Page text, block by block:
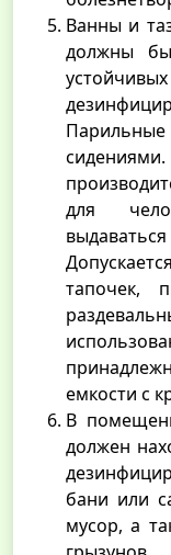
Ванны и
должны
для
тапочек,
емкости с
В
должен
бани или
мусор, а